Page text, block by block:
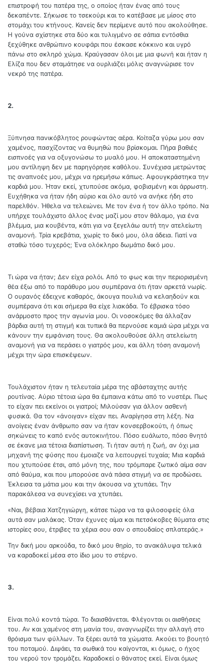
επιστροφή του πατέρα της, ο οποίος ήταν ένας από τους
δεκαπέντε. Σήκωσε το τσεκούρι και το κατέβασε με μίσος στο
στομάχι του κτήνους. Κανείς δεν περίμενε αυτό που ακολούθησε.
Η γούνα σχίστηκε στα δύο και τυλιγμένο σε σάπια εντόσθια
ξεχύθηκε ανθρώπινο κουφάρι που έσκασε κόκκινο και υγρό
πάνω στο σκληρό χώμα. Κραύγασαν όλοι με μια φωνή και ήταν η
Ελίζα που δεν σταμάτησε να ουρλιάζει μόλις αναγνώρισε τον
νεκρό της πατέρα.
2.
Ξύπνησα πανικόβλητος ρουφώντας αέρα. Κοίταζα γύρω μου σαν
χαμένος, πασχίζοντας να θυμηθώ που βρίσκομαι. Πήρα βαθιές
εισπνοές για να οξυγονώσω το μυαλό μου. Η αποκαταστημένη
μου αντίληψη δεν με παρηγόρησε καθόλου. Συνέχισα μετρώντας
τις αναπνοές μου, μέχρι να ηρεμήσω κάπως. Αφουγκράστηκα την
καρδιά μου. Ήταν εκεί, χτυπούσε ακόμα, φοβισμένη και άρρωστη.
Ευχήθηκα να ήταν ήδη αύριο και όλο αυτό να ανήκε ήδη στο
παρελθόν. Ήθελα να τελειώνει. Με τον ένα ή τον άλλο τρόπο. Να
υπήρχε τουλάχιστο άλλος ένας μαζί μου στον θάλαμο, για ένα
βλέμμα, μια κουβέντα, κάτι για να ξεγελάω αυτή την ατελείωτη
αναμονή. Τρία κρεβάτια, χωρίς το δικό μου, όλα άδεια. Γιατί να
σταθώ τόσο τυχερός; Ένα ολόκληρο δωμάτιο δικό μου.
Τι ώρα να ήταν; Δεν είχα ρολόι. Από το φως και την περιορισμένη
θέα έξω από το παράθυρο μου συμπέρανα ότι ήταν αρκετά νωρίς.
Ο ουρανός έδειχνε καθαρός, άκουγα πουλιά να κελαηδούν και
συμπέρανα ότι και σήμερα θα είχε λιακάδα. Το έβρισκα τόσο
ανάρμοστο προς την αγωνία μου. Οι νοσοκόμες θα άλλαζαν
βάρδια αυτή τη στιγμή και τυπικά θα περνούσε καμιά ώρα μέχρι να
κάνουν την εμφάνιση τους. Θα ακολουθούσε άλλη ατελείωτη
αναμονή για να περάσει ο γιατρός μου, και άλλη τόση αναμονή
μέχρι την ώρα επισκέψεων.
Τουλάχιστον ήταν η τελευταία μέρα της αβάσταχτης αυτής
ρουτίνας. Αύριο τέτοια ώρα θα έμπαινα κάτω από το νυστέρι. Πως
το είχαν πει εκείνοι οι γιατροί; Μιλούσαν για άλλον ασθενή
φυσικά. Θα τον «άνοιγαν» είχαν πει. Αναρίγησα στη λέξη. Να
ανοίγεις έναν άνθρωπο σαν να ήταν κονσερβοκούτι, ή όπως
σηκώνεις το καπό ενός αυτοκινήτου. Πόσο ευάλωτο, πόσο θνητό
σε έκανε μια τέτοια διαπίστωση. Τι ήταν αυτή η ζωή, αν όχι μια
μηχανή της φύσης που έμοιαζε να λειτουργεί τυχαία; Μια καρδιά
που χτυπούσε έτσι, από μόνη της, που τρόμπαρε ζωτικό αίμα σαν
από θαύμα, και που μπορούσε ανά πάσα στιγμή να σε προδώσει.
Έκλεισα τα μάτια μου και την άκουσα να χτυπάει. Την
παρακάλεσα να συνεχίσει να χτυπάει.
«Ναι, βέβαια Χατζηγιώργη, κάτσε τώρα να τα φιλοσοφείς όλα
αυτά σαν μαλάκας. Όταν έχυνες αίμα και πετσόκοβες θύματα στις
ιστορίες σου, έτριβες τα χέρια σου σαν ο σπουδαίος σπλατεράς.»
Την δική μου αρκούδα, το δικό μου θηρίο, το ανακάλυψα τελικά
να καραδοκεί μέσα στο ίδιο μου το στέρνο.
3.
Είναι πολύ κοντά τώρα. Το διαισθάνεται. Φλέγονται οι αισθήσεις
του. Αν και χαμένος στη μανία του, αναγνωρίζει την αλλαγή στο
θρόισμα των φύλλων. Τα ξέρει αυτά τα χώματα. Ακούει το βουητό
του ποταμού. Διψάει, τα σωθικά του καίγονται, κι όμως, ο ήχος
του νερού τον τρομάζει. Καραδοκεί ο θάνατος εκεί. Είναι όμως